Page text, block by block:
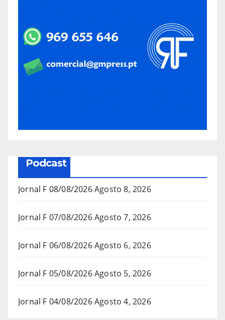
Podcast
Jornal F 08/08/2026Agosto 8, 2026
Jornal F 07/08/2026Agosto 7, 2026
Jornal F 06/08/2026Agosto 6, 2026
Jornal F 05/08/2026Agosto 5, 2026
Jornal F 04/08/2026Agosto 4, 2026